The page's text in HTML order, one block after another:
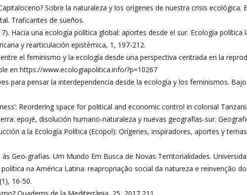
Sobre la naturaleza y los orígenes de nuestra crisis ecológica.
Traficantes de sueños.
Hacia una ecología política global: aportes desde el sur. Ecología política
y rearticulación epistémica, 1, 197-212.
el feminismo y la ecología desde una perspectiva centrada en la
en https://www.ecologiapolitica.info/?p=10267
para pensar la interdependencia desde la ecología y los feminismos.
Reordering space for political and economic control in colonial
epojé, disolución humano-naturaleza y nuevas geografías-sur.
a la Ecología Política (Ecopol): Orígenes, inspiradores, aportes y
Geo-grafias. Um Mundo Em Busca de Novas Territorialidades.
na América Latina: reapropriação social da natureza e reinvenção
16-50.